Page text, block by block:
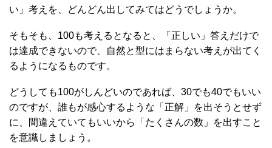
い」考えを、どんどん出してみてはどうでしょうか。
そもそも、100も考えるとなると、「正しい」答えだけで
は達成できないので、自然と型にはまらない考えが出てく
るようになるものです。
どうしても100がしんどいのであれば、30でも40でもいい
のですが、誰もが感心するような「正解」を出そうとせず
に、間違えていてもいいから「たくさんの数」を出すこと
を意識しましょう。